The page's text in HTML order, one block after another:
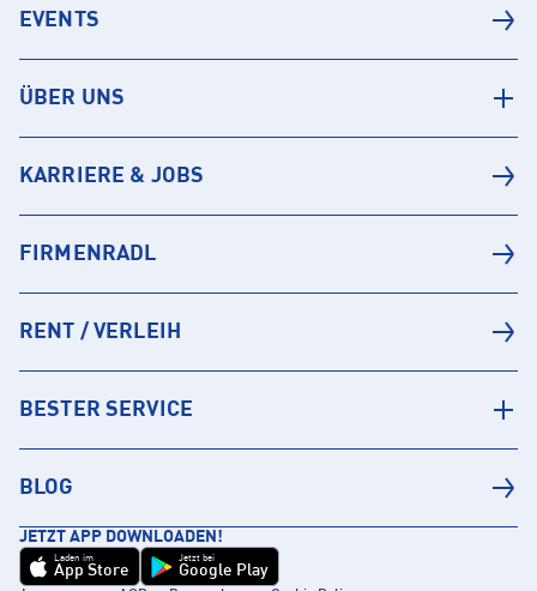
EVENTS
ÜBER UNS
KARRIERE & JOBS
FIRMENRADL
RENT / VERLEIH
BESTER SERVICE
BLOG
JETZT APP DOWNLOADEN!
Laden im
App Store
Jetzt bei
Google Play